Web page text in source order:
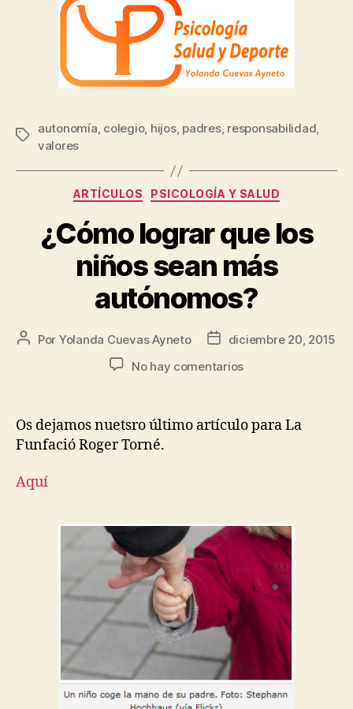
autonomía, colegio, hijos, padres, responsabilidad,
valores
ARTÍCULOS PSICOLOGÍA Y SALUD
¿Cómo lograr que los
niños sean más
autónomos?
Por Yolanda Cuevas Ayneto
diciembre 20, 2015
No hay comentarios
Os dejamos nuetsro último artículo para La
Funfació Roger Torné.
Aquí